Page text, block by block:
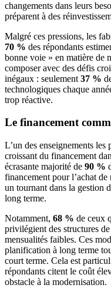
changements dans leurs
préparent à des
Malgré ces pressions, les
70 % des répondants
bonne voie » en matière de
composer avec des défis
inégaux : seulement 37 %
technologiques chaque
trop réactive.
Le financement
L’un des enseignements les
croissant du financement
écrasante majorité de 90 %
financement pour l’achat
un tournant dans la gestion
long terme.
Notamment, 68 % de ceux
privilégient des structures
mensualités faibles. Ces
planification à long terme
court terme. Cela est
répondants citent le coût
obstacle à la modernisation.